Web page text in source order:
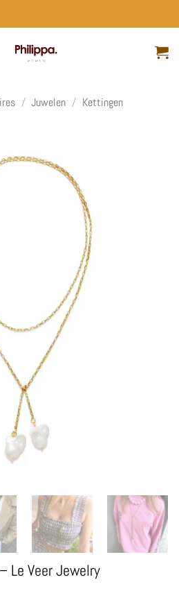
/ Juwelen / Kettingen
Le Veer Jewelry